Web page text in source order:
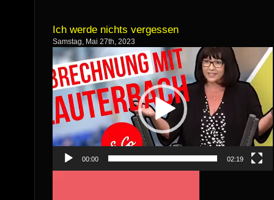
Ich werde nichts vergessen
Samstag, Mai 27th, 2023
Video
Player
00:00 02:19